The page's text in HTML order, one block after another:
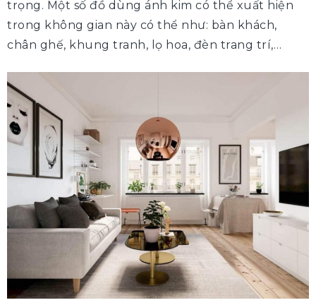
trọng. Một số đồ dùng ánh kim có thể xuất hiện
trong không gian này có thể như: bàn khách,
chân ghế, khung tranh, lọ hoa, đèn trang trí,…